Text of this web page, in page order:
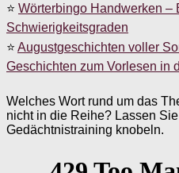
⭐ Wörterbingo Handwerken –
Schwierigkeitsgraden
⭐ Augustgeschichten voller
Geschichten zum Vorlesen in
Welches Wort rund um das
nicht in die Reihe? Lassen
Gedächtnistraining knobeln.